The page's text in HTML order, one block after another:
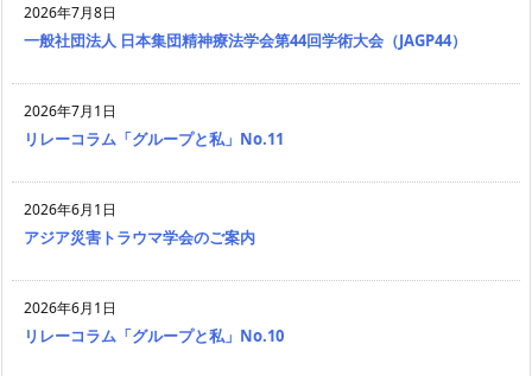
2026年7月8日
一般社団法人 日本集団精神療法学会第44回学術大会（JAGP44）
2026年7月1日
リレーコラム「グループと私」No.11
2026年6月1日
アジア災害トラウマ学会のご案内
2026年6月1日
リレーコラム「グループと私」No.10